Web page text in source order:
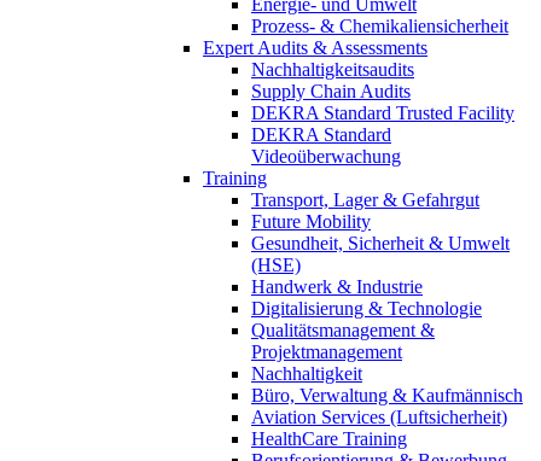
Prozess- & Chemikaliensicherheit
Expert Audits & Assessments
Nachhaltigkeitsaudits
Supply Chain Audits
DEKRA Standard Trusted Facility
DEKRA Standard
Videoüberwachung
Training
Transport, Lager & Gefahrgut
Future Mobility
Gesundheit, Sicherheit & Umwelt
(HSE)
Handwerk & Industrie
Digitalisierung & Technologie
Qualitätsmanagement &
Projektmanagement
Nachhaltigkeit
Büro, Verwaltung & Kaufmännisch
Aviation Services (Luftsicherheit)
HealthCare Training